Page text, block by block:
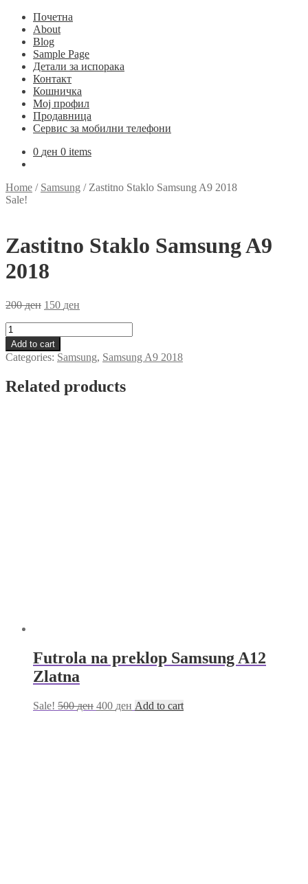
Почетна
About
Blog
Sample Page
Детали за испорака
Контакт
Кошничка
Мој профил
Продавница
Сервис за мобилни телефони
0 ден 0 items
Home / Samsung / Zastitno Staklo Samsung A9 2018
Sale!
Zastitno Staklo Samsung A9
2018
200ден 150 ден
Zastitno
Staklo
Samsung
A9
quantity
Add to cart
Categories: Samsung, Samsung A9 2018
Related products
Futrola na preklop Samsung A12
Zlatna
Sale! 500ден 400 ден Add to cart